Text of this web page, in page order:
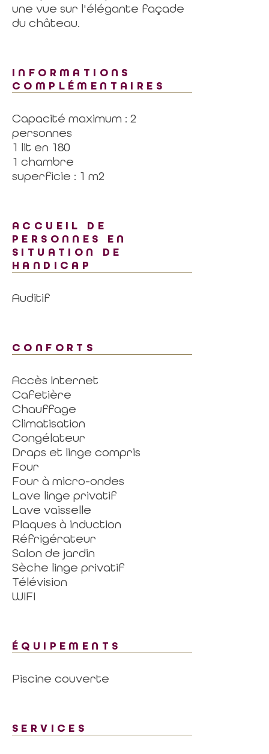
une vue sur l'élégante façade
du château.
INFORMATIONS
COMPLÉMENTAIRES
Capacité maximum : 2
personnes
1 lit en 180
1 chambre
superficie : 1 m2
ACCUEIL DE
PERSONNES EN
SITUATION DE
HANDICAP
Auditif
CONFORTS
Accès Internet
Cafetière
Chauffage
Climatisation
Congélateur
Draps et linge compris
Four
Four à micro-ondes
Lave linge privatif
Lave vaisselle
Plaques à induction
Réfrigérateur
Salon de jardin
Sèche linge privatif
Télévision
WIFI
ÉQUIPEMENTS
Piscine couverte
SERVICES